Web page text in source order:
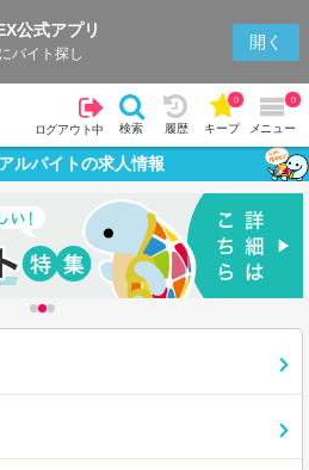
公式アプリ
バイト探し
開く
ログアウト中 検索 履歴 キープ
0
メニュー
0
ルバイトの求人情報